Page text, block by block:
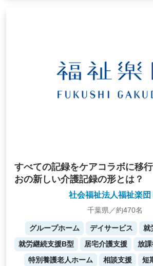
すべての記録をケアコラボに移
おの新しい介護記録の形とは？
社会福祉法人福祉楽団
千葉県／約470名
グループホーム デイサービス
就
就労継続支援B型
居宅介護支援
放
特別養護老人ホーム
相談支援
短